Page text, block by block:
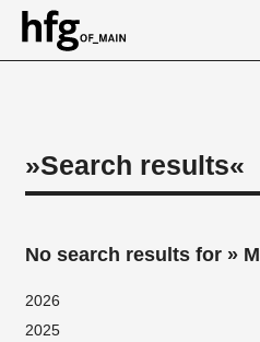
Search results
No search results for »
2026
2025